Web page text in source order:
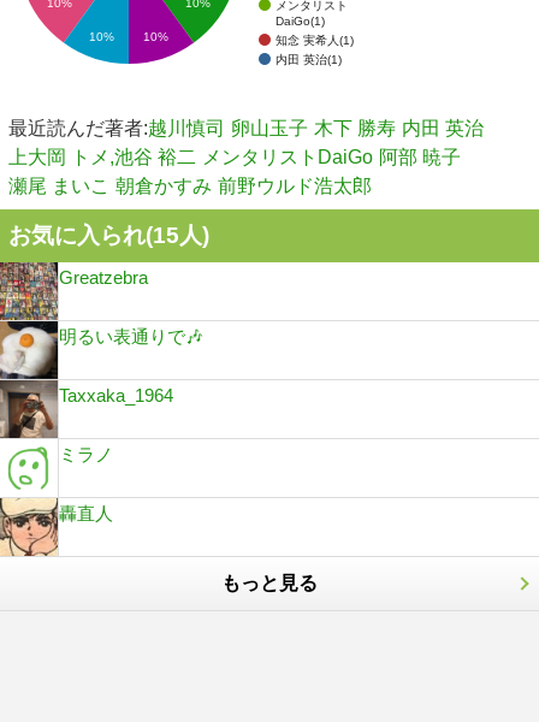
メンタリスト
DaiGo(1)
知念 実希人(1)
内田 英治(1)
10% 10%
最近読んだ著者:越川慎司 卵山玉子 木下 勝寿 内田 英治
上大岡 トメ,池谷 裕二
メンタリストDaiGo 阿部 暁子
瀬尾 まいこ 朝倉かすみ 前野ウルド浩太郎
お気に入られ(15人)
Greatzebra
明るい表通りで🎶
Taxxaka_1964
ミラノ
轟直人
もっと見る